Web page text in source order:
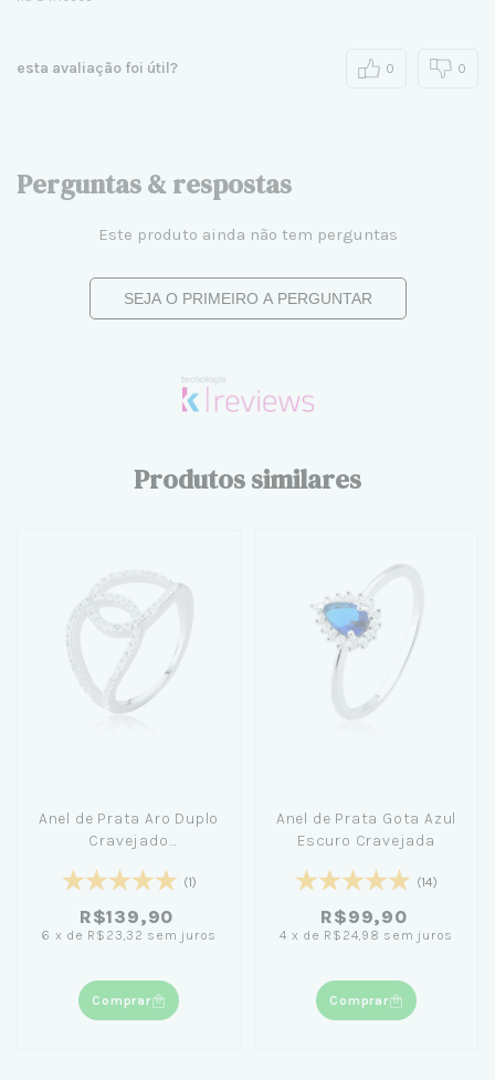
esta avaliação foi útil? 0 0
Perguntas & respostas
Este produto ainda não tem perguntas
SEJA O PRIMEIRO A PERGUNTAR
Produtos similares
Anel de Prata Aro Duplo
Cravejado
(1)
R$139,90
6 x de R$23,32 sem juros
Comprar
Anel de Prata Gota Azul
Escuro Cravejada
(14)
R$99,90
4 x de R$24,98 sem juros
Comprar